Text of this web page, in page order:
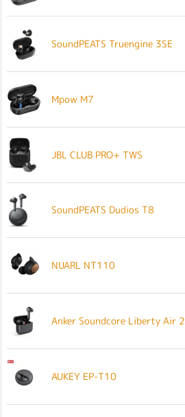
SoundPEATS Truengine 3SE
Mpow M7
JBL CLUB PRO+ TWS
SoundPEATS Dudios T8
NUARL NT110
Anker Soundcore Liberty Air 2
AUKEY EP-T10